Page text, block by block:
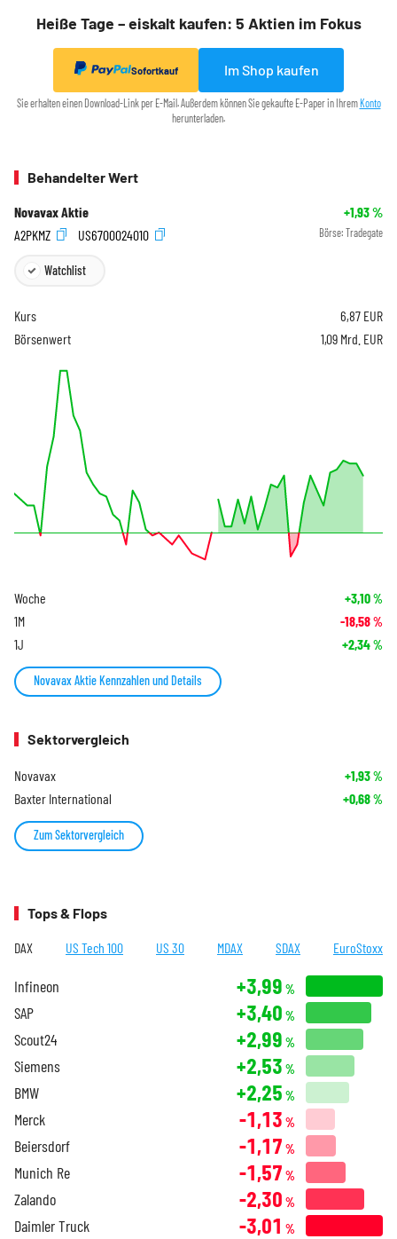
Heiße Tage – eiskalt kaufen: 5 Aktien im Fokus
Sofortkauf Im Shop kaufen
Sie erhalten einen Download-Link per E-Mail. Außerdem können Sie gekaufte E-Paper in Ihrem Konto
herunterladen.
Behandelter Wert
Novavax Aktie +1,93%
A2PKMZ
US6700024010 Börse: Tradegate
Watchlist
Kurs 6,87 EUR
Börsenwert
1,09 Mrd. EUR
Woche +3,10%
1M -18,58%
1J +2,34%
Novavax Aktie Kennzahlen und Details
Sektorvergleich
Novavax +1,93%
Baxter International +0,68%
Zum Sektorvergleich
Tops & Flops
DAX US Tech 100 US 30 MDAX SDAX EuroStoxx
Infineon +3,99 %
SAP +3,40 %
Scout24 +2,99 %
Siemens +2,53 %
BMW +2,25 %
Merck -1,13 %
Beiersdorf -1,17 %
Munich Re -1,57 %
Zalando -2,30 %
Daimler Truck -3,01 %